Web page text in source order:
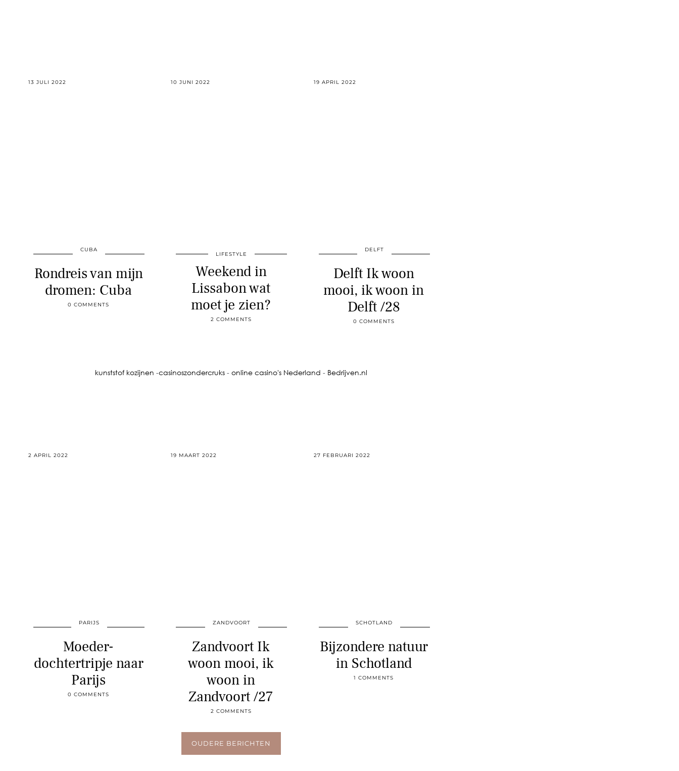
13 JULI 2022
CUBA
Rondreis van mijn
dromen: Cuba
0 COMMENTS
10 JUNI 2022
LIFESTYLE
Weekend in
Lissabon wat
moet je zien?
2 COMMENTS
19 APRIL 2022
DELFT
Delft Ik woon
mooi, ik woon in
Delft /28
0 COMMENTS
kunststof kozijnen -casinoszondercruks - online casino's Nederland - Bedrijven.nl
2 APRIL 2022
PARIJS
Moeder-
dochtertripje naar
Parijs
0 COMMENTS
19 MAART 2022
ZANDVOORT
Zandvoort Ik
woon mooi, ik
woon in
Zandvoort /27
2 COMMENTS
27 FEBRUARI 2022
SCHOTLAND
Bijzondere natuur
in Schotland
1 COMMENTS
OUDERE BERICHTEN